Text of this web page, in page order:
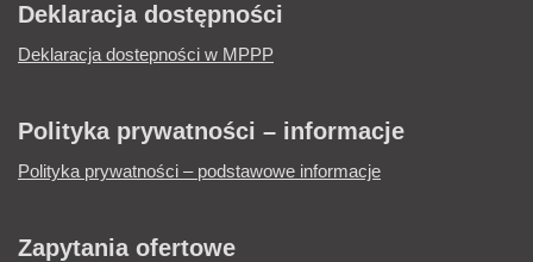
Deklaracja dostępności
Deklaracja dostepności w MPPP
Polityka prywatności – informacje
Polityka prywatności – podstawowe informacje
Zapytania ofertowe